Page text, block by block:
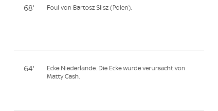
68' Foul von Bartosz Slisz (Polen).
64'
Ecke Niederlande. Die Ecke wurde verursacht von
Matty Cash.